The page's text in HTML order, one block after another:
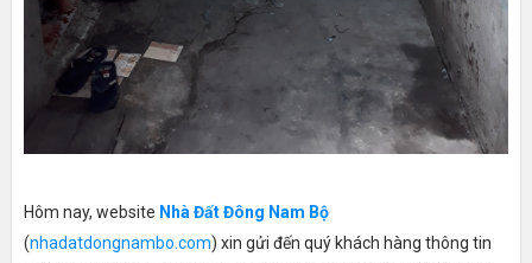
Hôm nay, website Nhà Đất Đông Nam Bộ
(nhadatdongnambo.com) xin gửi đến quý khách hàng thông tin